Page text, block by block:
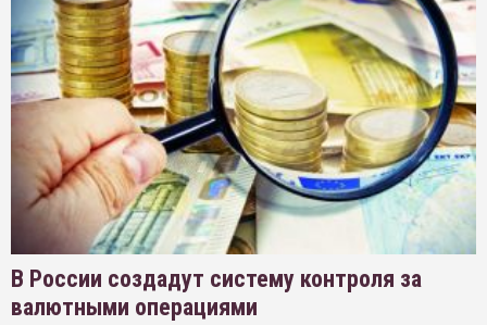
В России создадут систему контроля за
валютными операциями